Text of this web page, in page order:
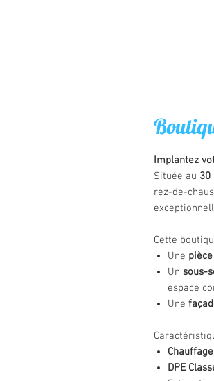
Implantez
Située au 30
rez-de-
Cette
Une
Un sous-
espace
Une
DPE